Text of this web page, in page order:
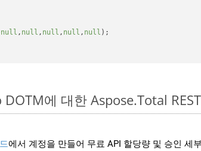
null , null , null , null , null );
DOTM에 대한 Aspose.Total
에서 계정을 만들어 무료 API 할당량 및 승인 세